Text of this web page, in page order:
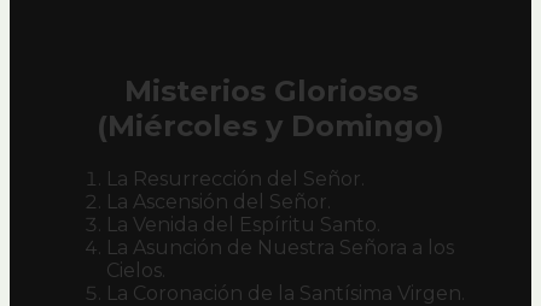
Misterios Gloriosos
(Miércoles y Domingo)
La Resurrección del Señor.
La Ascensión del Señor.
La Venida del Espíritu Santo.
La Asunción de Nuestra Señora a los
Cielos.
La Coronación de la Santísima Virgen.